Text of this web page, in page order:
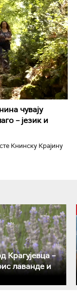
чувају
– језик и
Книнску Крајину
Крагујевца –
лаванде и